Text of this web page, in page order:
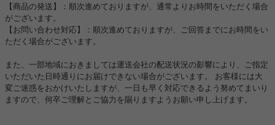
【商品の発送】：順次進めておりますが、通常よりお時間をいただく場合
がございます。
【お問い合わせ対応】：順次進めておりますが、ご回答までにお時間をい
ただく場合がございます。
また、一部地域におきましては運送会社の配送状況の影響により、ご指定
いただいた日時通りにお届けできない場合がございます。 お客様には大
変ご迷惑をおかけいたしますが、一日も早く対応できるよう努めてまいり
ますので、何卒ご理解とご協力を賜りますようお願い申し上げます。